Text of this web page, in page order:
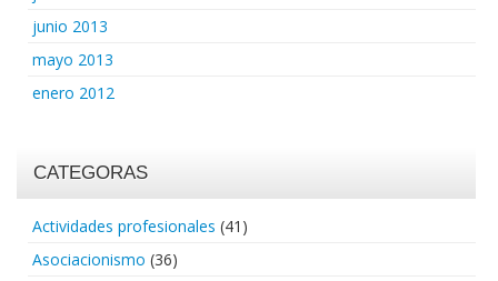
junio 2013
mayo 2013
enero 2012
CATEGORAS
Actividades profesionales (41)
Asociacionismo (36)